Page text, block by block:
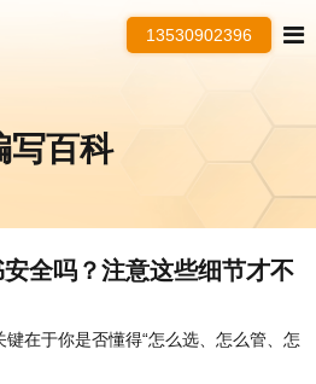
13530902396
写百科
全吗？注意这些细节才不
在于你是否懂得“怎么选、怎么管、怎